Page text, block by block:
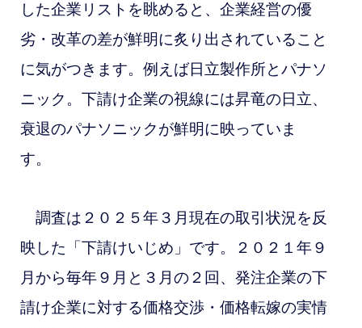
した企業リストを眺めると、企業経営の優
劣・改革の差が鮮明に炙り出されていること
に気がつきます。例えば日立製作所とパナソ
ニック。下請け企業の視線には昇竜の日立、
衰退のパナソニックが鮮明に映っていま
す。
調査は２０２５年３月現在の取引状況を反
映した「下請けいじめ」です。２０２１年９
月から毎年９月と３月の２回、発注企業の下
請け企業に対する価格交渉・価格転嫁の実情